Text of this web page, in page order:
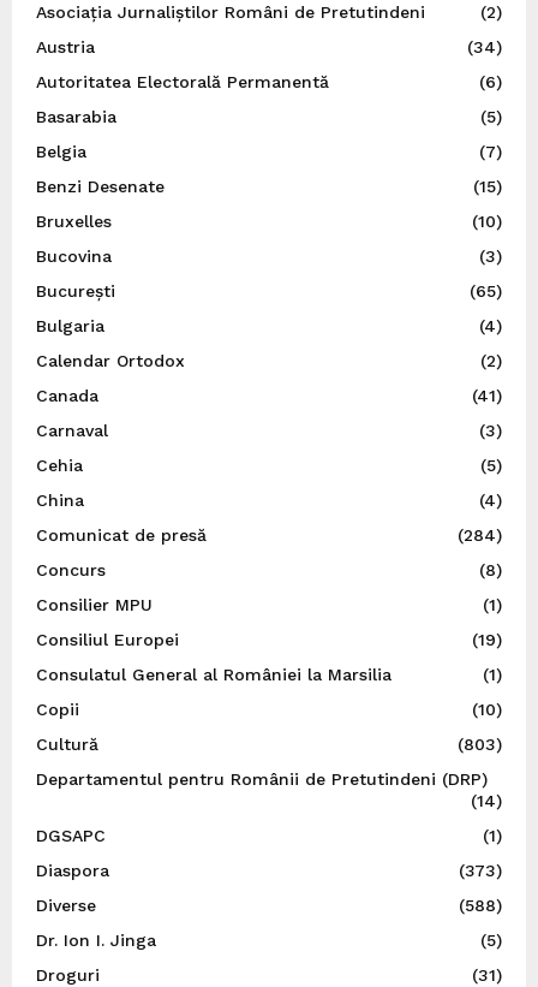
Asociația Jurnaliștilor Români de Pretutindeni
(2)
Austria
(34)
Autoritatea Electorală Permanentă
(6)
Basarabia
(5)
Belgia
(7)
Benzi Desenate
(15)
Bruxelles
(10)
Bucovina
(3)
București
(65)
Bulgaria
(4)
Calendar Ortodox
(2)
Canada
(41)
Carnaval
(3)
Cehia
(5)
China
(4)
Comunicat de presă
(284)
Concurs
(8)
Consilier MPU
(1)
Consiliul Europei
(19)
Consulatul General al României la Marsilia
(1)
Copii
(10)
Cultură
(803)
Departamentul pentru Românii de Pretutindeni (DRP)
(14)
DGSAPC
(1)
Diaspora
(373)
Diverse
(588)
Dr. Ion I. Jinga
(5)
Droguri
(31)